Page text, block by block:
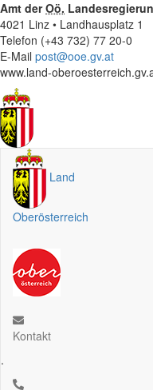
Amt derOö.
4021 Linz • Landhausplatz 1
Telefon (+43 732) 77 20-0
E-Mail post@ooe.gv.at
www.land-
Land
Oberösterreich
Kontakt
.